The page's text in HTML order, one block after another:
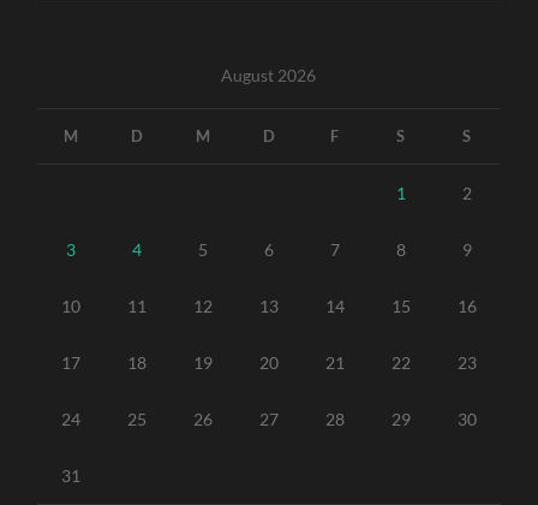
August 2026
M D M D F S S
1 2
3 4 5 6 7 8 9
10 11 12 13 14 15 16
17 18 19 20 21 22 23
24 25 26 27 28 29 30
31